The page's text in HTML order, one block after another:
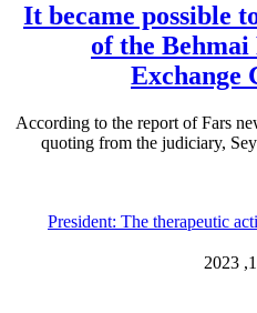
It became possible
of the
Exchange
According to the report of Fars
quoting from the judiciary,